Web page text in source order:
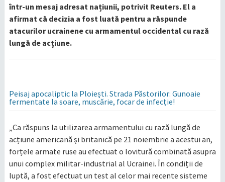
într-un mesaj adresat națiunii, potrivit Reuters. El a
afirmat că decizia a fost luată pentru a răspunde
atacurilor ucrainene cu armamentul occidental cu rază
lungă de acțiune.
Peisaj apocaliptic la Ploiești. Strada Păstorilor: Gunoaie
fermentate la soare, muscărie, focar de infecție!
„Ca răspuns la utilizarea armamentului cu rază lungă de
acțiune americană și britanică pe 21 noiembrie a acestui an,
forțele armate ruse au efectuat o lovitură combinată asupra
unui complex militar-industrial al Ucrainei. În condiții de
luptă, a fost efectuat un test al celor mai recente sisteme